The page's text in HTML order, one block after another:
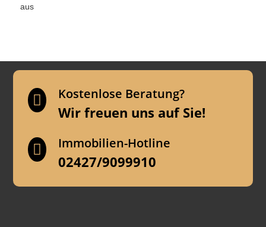
aus
 Kostenlose Beratung?
Wir freuen uns auf Sie!
 Immobilien-Hotline
02427/9099910